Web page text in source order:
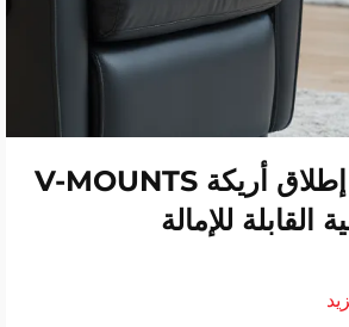
فعالية إطلاق أريكة V-MOUNTS
القابلة للإمالة